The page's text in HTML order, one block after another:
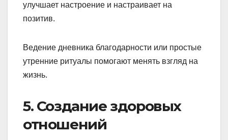
улучшает настроение и настраивает на
позитив.
Ведение дневника благодарности или простые
утренние ритуалы помогают менять взгляд на
жизнь.
5. Создание здоровых
отношений